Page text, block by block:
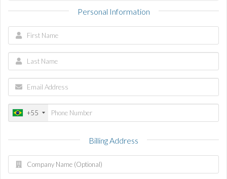
Personal Information
+55
Billing Address